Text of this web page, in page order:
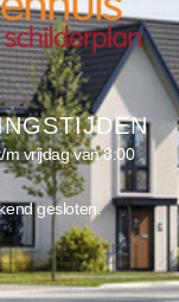
m vrijdag van 8:00
gesloten.